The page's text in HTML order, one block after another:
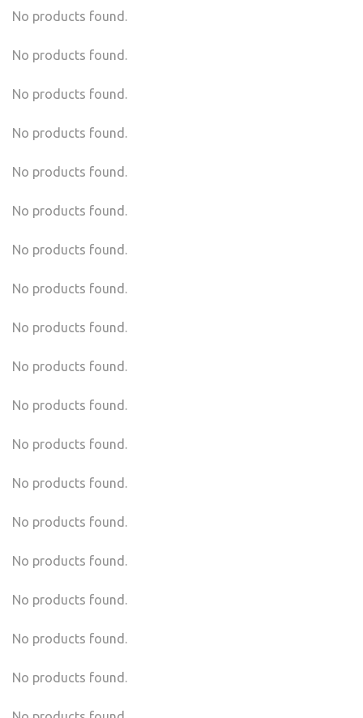
No products found.
No products found.
No products found.
No products found.
No products found.
No products found.
No products found.
No products found.
No products found.
No products found.
No products found.
No products found.
No products found.
No products found.
No products found.
No products found.
No products found.
No products found.